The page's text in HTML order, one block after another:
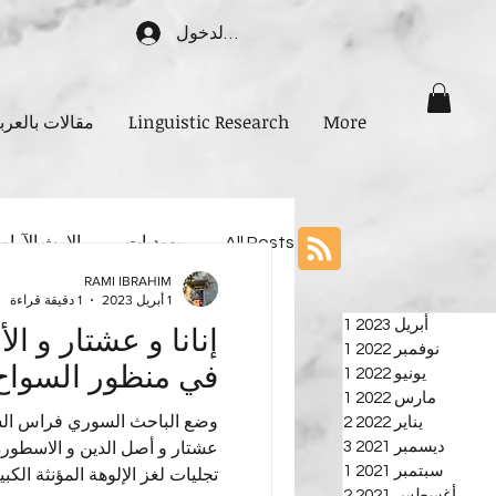
تسجيل الدخول
مقالات Linguistic Research More
All Posts يهوديات الإرث
تاريخ شبه
أنا أعترف أني كنت من بين
الآرامية باعتبارها صحراء قاحلة
RAMI IBRAHIM
إنانا و عشتار و
في منظور
وضع الباحث السوري فراس
عشتار و أصل الدين و
تجليات لغز الإلوهة المؤنثة
RAMI IBRAHIM
1 أبريل 2023
1 دقيقة قراءة
أبريل 2023 1
نوفمبر 2022
1
يونيو 2022
1
مارس 2022
1
يناير 2022
2
ديسمبر 2021
3
سبتمبر 2021
1